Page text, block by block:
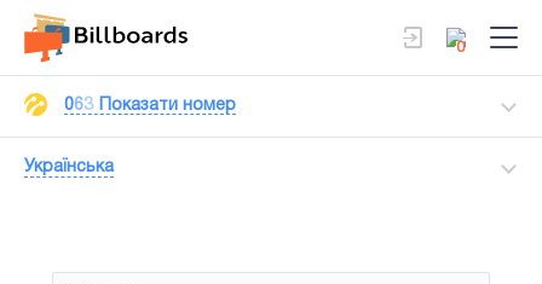
0
063 Показати номер
Українська